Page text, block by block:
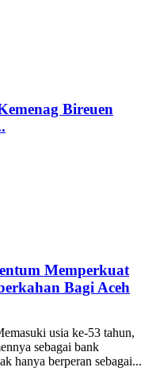
Bireuen
Memperkuat
Bagi Aceh
usia ke-53 tahun,
sebagai bank
hanya berperan sebagai...